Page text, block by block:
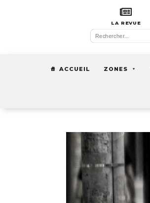
LA REVUE
Search
for:
ACCUEIL ZONES